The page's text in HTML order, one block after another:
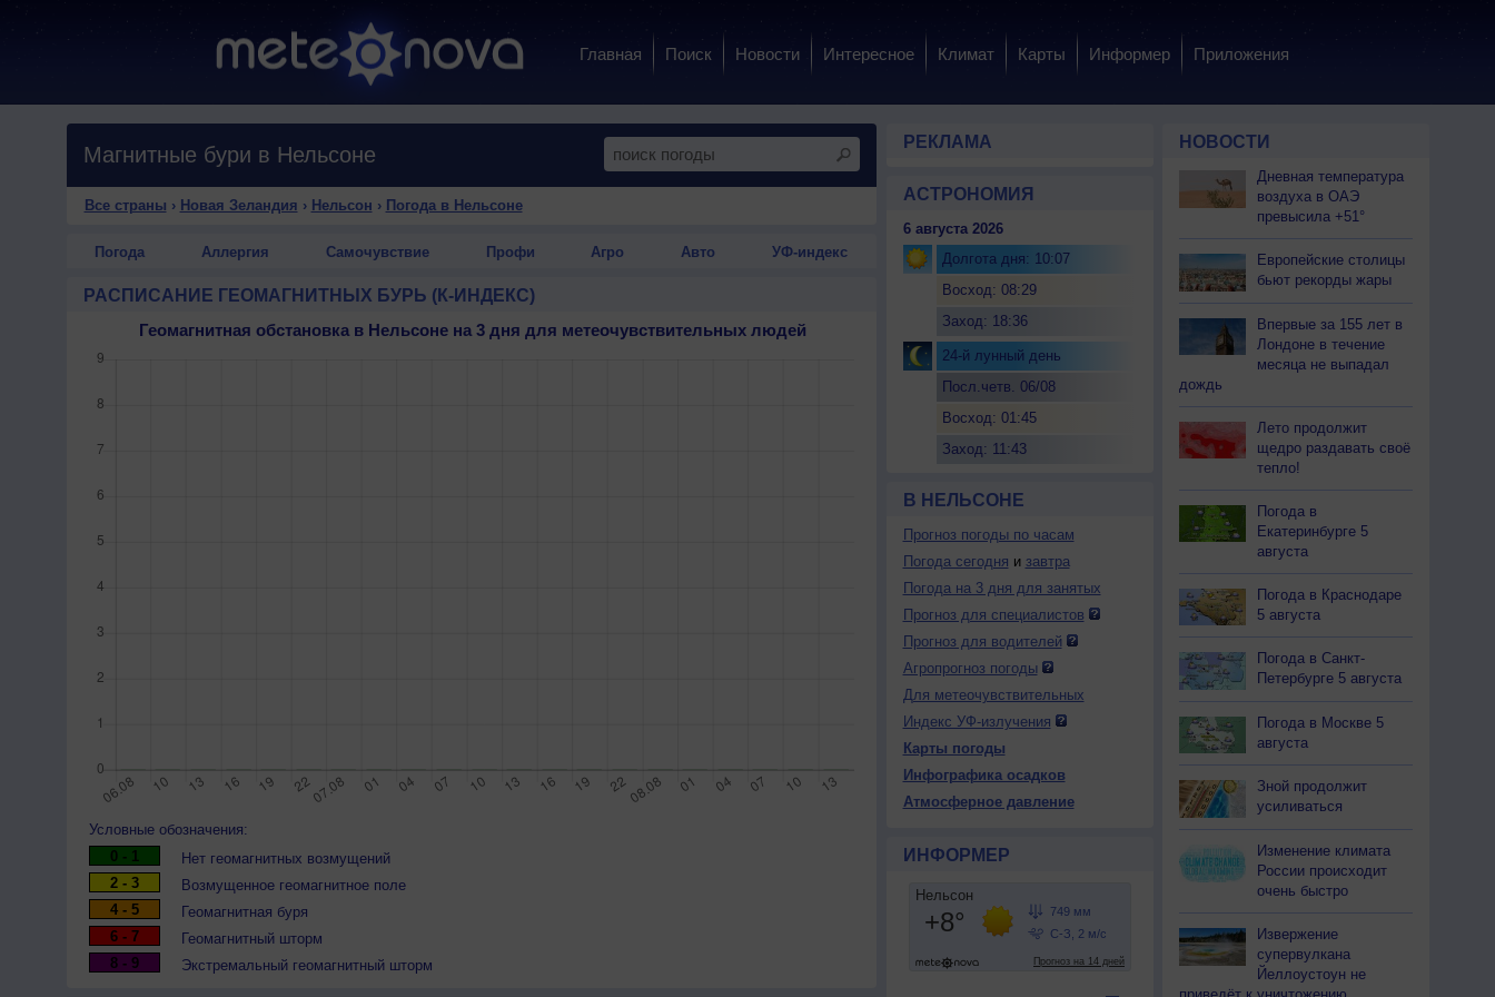
Главная Поиск Новости Интересное Климат Карты Информер Приложения
Магнитные бури в Нельсоне
Все страны › Новая Зеландия › Нельсон › Погода в Нельсоне
Погода Аллергия Самочувствие Профи Агро Авто УФ-индекс
РАСПИСАНИЕ ГЕОМАГНИТНЫХ БУРЬ (К-ИНДЕКС)
Геомагнитная обстановка в Нельсоне на 3 дня для метеочувствительных людей
Условные обозначения:
0 - 1
Нет геомагнитных возмущений
2 - 3
Возмущенное геомагнитное поле
4 - 5
Геомагнитная буря
6 - 7
Геомагнитный шторм
8 - 9
Экстремальный геомагнитный шторм
РЕКЛАМА
АСТРОНОМИЯ
6 августа 2026
Долгота дня: 10:07
Восход: 08:29
Заход: 18:36
24-й лунный день
Посл.четв. 06/08
Восход: 01:45
Заход: 11:43
В НЕЛЬСОНЕ
Прогноз погоды по часам
Погода сегодня и завтра
Погода на 3 дня для занятых
Прогноз для специалистов
Прогноз для водителей
Агропрогноз погоды
Для метеочувствительных
Индекс УФ-излучения
Карты погоды
Инфографика осадков
Атмосферное давление
ИНФОРМЕР
НОВОСТИ
Дневная температура
воздуха в ОАЭ
превысила +51°
Европейские столицы
бьют рекорды жары
Впервые за 155 лет в
Лондоне в течение
месяца не выпадал
дождь
Лето продолжит
щедро раздавать своё
тепло!
Погода в
Екатеринбурге 5
августа
Погода в Краснодаре
5 августа
Погода в Санкт-
Петербурге 5 августа
Погода в Москве 5
августа
Зной продолжит
усиливаться
Изменение климата
России происходит
очень быстро
Извержение
супервулкана
Йеллоустоун не